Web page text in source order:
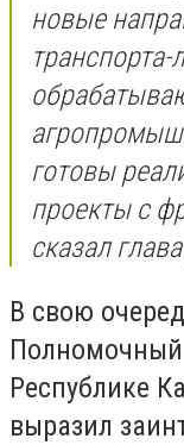
новые
транспорта-
готовы
проекты с
сказал
В свою
Республике
выразил